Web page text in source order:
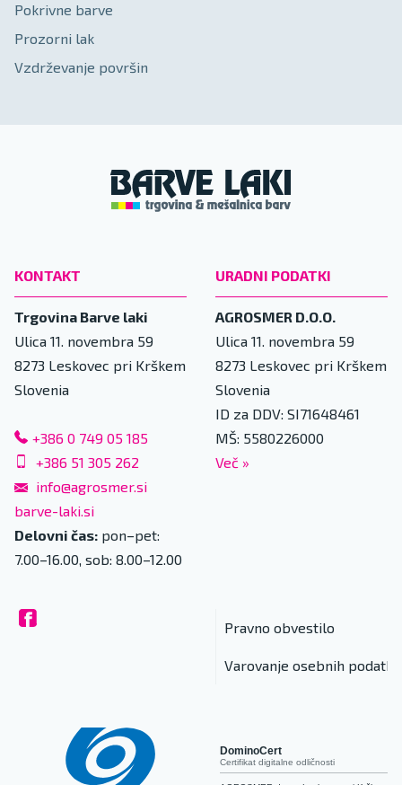
Pokrivne barve
Prozorni lak
Vzdrževanje površin
KONTAKT
Trgovina Barve laki
Ulica 11. novembra 59
8273 Leskovec pri Krškem
Slovenia
+386 0 749 05 185
+386 51 305 262
info@agrosmer.si
barve-laki.si
Delovni čas: pon–pet:
7.00–16.00, sob: 8.00–12.00
URADNI PODATKI
AGROSMER D.O.O.
Ulica 11. novembra 59
8273 Leskovec pri Krškem
Slovenia
ID za DDV: SI71648461
MŠ: 5580226000
Več »
Pravno obvestilo
Varovanje osebnih
DominoCert
Certifikat digitalne odličnosti